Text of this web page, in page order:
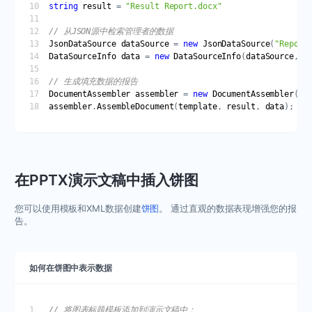
string result = "Result Report.docx"
// 从JSON源中检索管理者的数据
JsonDataSource dataSource = new JsonDataSource(
DataSourceInfo data = new DataSourceInfo(dataSource,
// 生成填充数据的报告
DocumentAssembler assembler = new DocumentAssembler
assembler .AssembleDocument(template, result , data
在PPTX演示文稿中插入饼图
您可以使用模板和XML数据创建饼图 。 通过直观的数据表现增强您的报
告。
如何在饼图中表示数据